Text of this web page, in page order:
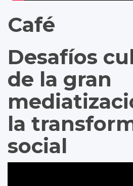
Café
Desafíos
de la gran
la
social